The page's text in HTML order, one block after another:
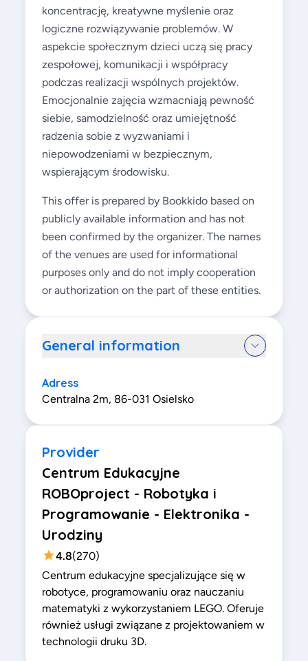
koncentrację, kreatywne myślenie oraz
logiczne rozwiązywanie problemów. W
aspekcie społecznym dzieci uczą się pracy
zespołowej, komunikacji i współpracy
podczas realizacji wspólnych projektów.
Emocjonalnie zajęcia wzmacniają pewność
siebie, samodzielność oraz umiejętność
radzenia sobie z wyzwaniami i
niepowodzeniami w bezpiecznym,
wspierającym środowisku.
This offer is prepared by Bookkido based on
publicly available information and has not
been confirmed by the organizer. The names
of the venues are used for informational
purposes only and do not imply cooperation
or authorization on the part of these entities.
General information
Adress
Centralna 2m, 86-031 Osielsko
Provider
Centrum Edukacyjne
ROBOproject - Robotyka i
Programowanie - Elektronika -
Urodziny
4.8(270)
Centrum edukacyjne specjalizujące się w
robotyce, programowaniu oraz nauczaniu
matematyki z wykorzystaniem LEGO. Oferuje
również usługi związane z projektowaniem w
technologii druku 3D.